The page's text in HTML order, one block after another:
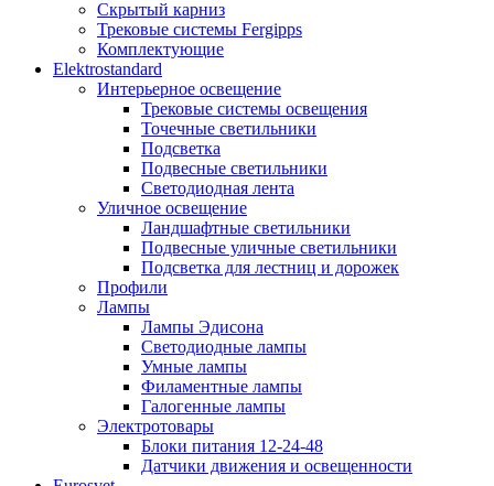
Скрытый карниз
Трековые системы Fergipps
Комплектующие
Elektrostandard
Интерьерное освещение
Трековые системы освещения
Точечные светильники
Подсветка
Подвесные светильники
Светодиодная лента
Уличное освещение
Ландшафтные светильники
Подвесные уличные светильники
Подсветка для лестниц и дорожек
Профили
Лампы
Лампы Эдисона
Светодиодные лампы
Умные лампы
Филаментные лампы
Галогенные лампы
Электротовары
Блоки питания 12-24-48
Датчики движения и освещенности